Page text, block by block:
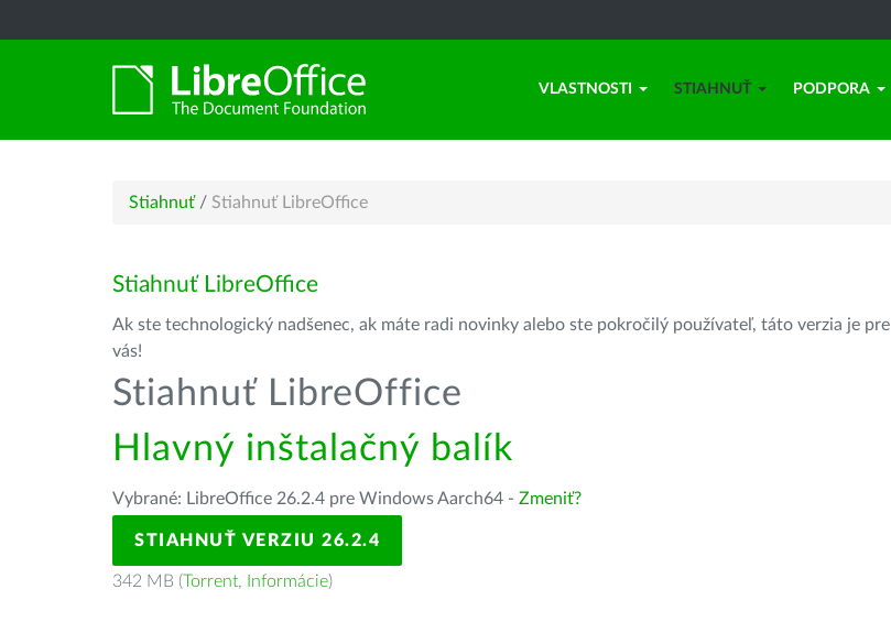
VLASTNOSTI STIAHNUŤ PODPORA
Stiahnuť / Stiahnuť LibreOffice
Stiahnuť LibreOffice
Ak ste technologický nadšenec, ak máte radi novinky alebo ste pokročilý používateľ, táto verzia je pre
vás!
Stiahnuť LibreOffice
Hlavný inštalačný balík
Vybrané: LibreOffice 26.2.4 pre Windows Aarch64 - Zmeniť?
STIAHNUŤ VERZIU 26.2.4
342 MB (Torrent, Informácie)